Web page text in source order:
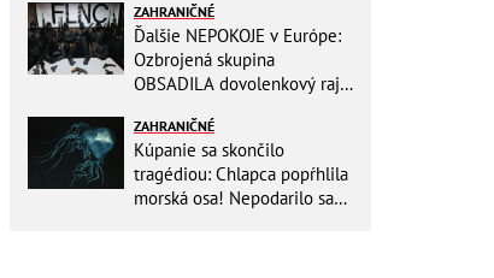
ZAHRANIČNÉ
Ďalšie NEPOKOJE v Európe:
Ozbrojená skupina
OBSADILA dovolenkový raj,
turistom!
ZAHRANIČNÉ
Kúpanie sa skončilo
tragédiou: Chlapca popŕhlila
morská osa! Nepodarilo sa